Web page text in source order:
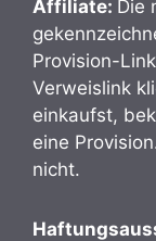
Affiliate: Die
Provision-
Verweislink
einkaufst,
eine
nicht.